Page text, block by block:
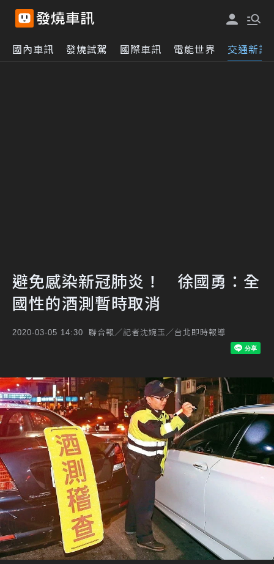
國內車訊 發燒試駕 國際車訊 電能世界 交通新訊
避免感染新冠肺炎！ 徐國勇：全
國性的酒測暫時取消
2020-03-05 14:30 聯合報／記者沈婉玉／台北即時報導